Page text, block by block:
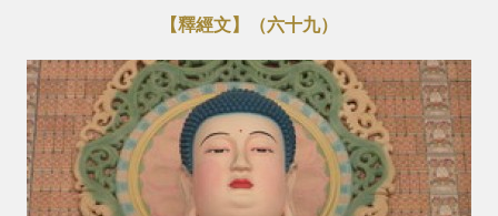
【釋經文】（六十九）